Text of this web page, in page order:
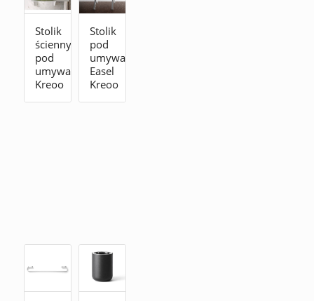
Stolik
ścienny
pod
umywalkę
Kreoo
Stolik
pod
umywalkę
Easel
Kreoo